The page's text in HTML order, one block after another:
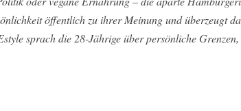
öffentlich zu ihrer Meinung und überzeugt
sprach die 28-Jährige über persönliche